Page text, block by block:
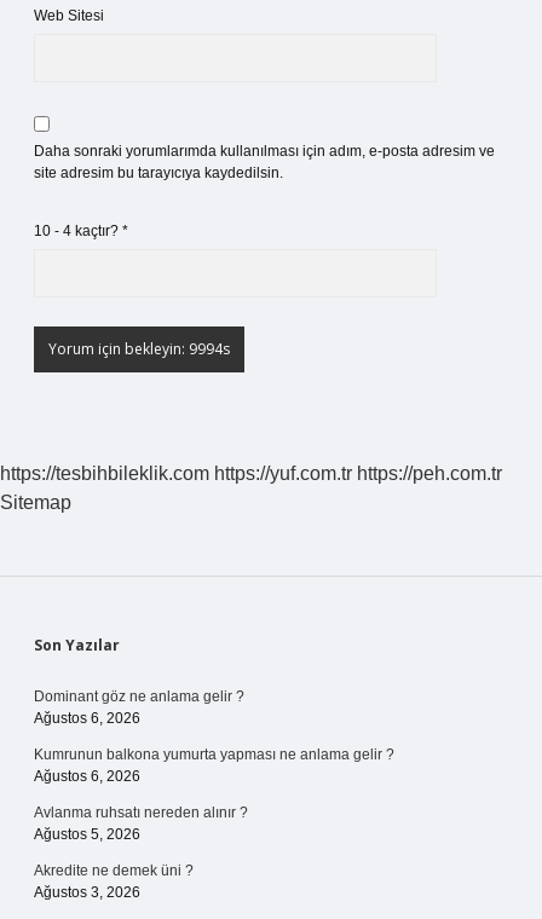
Web Sitesi
Daha sonraki yorumlarımda kullanılması için adım, e-posta adresim ve
site adresim bu tarayıcıya kaydedilsin.
10 - 4 kaçtır? *
https://tesbihbileklik.com https://yuf.com.tr https://peh.com.tr
Sitemap
Sidebar
Son Yazılar
Dominant göz ne anlama gelir ?
Ağustos 6, 2026
Kumrunun balkona yumurta yapması ne anlama gelir ?
Ağustos 6, 2026
Avlanma ruhsatı nereden alınır ?
Ağustos 5, 2026
Akredite ne demek üni ?
Ağustos 3, 2026